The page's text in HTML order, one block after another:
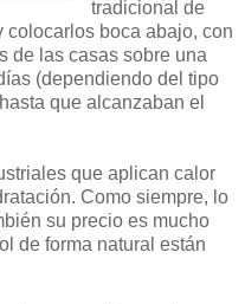
tradicional de
colocarlos boca abajo, con
de las casas sobre una
(dependiendo del tipo
que alcanzaban el
que aplican calor
Como siempre, lo
su precio es mucho
de forma natural están